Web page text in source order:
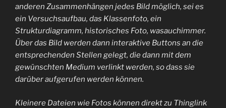
anderen Zusammenhängen jedes Bild möglich, sei es
ein Versuchsaufbau, das Klassenfoto, ein
Strukturdiagramm, historisches Foto, wasauchimmer.
Über das Bild werden dann interaktive Buttons an die
entsprechenden Stellen gelegt, die dann mit dem
gewünschten Medium verlinkt werden, so dass sie
darüber aufgerufen werden können.
Kleinere Dateien wie Fotos können direkt zu Thinglink